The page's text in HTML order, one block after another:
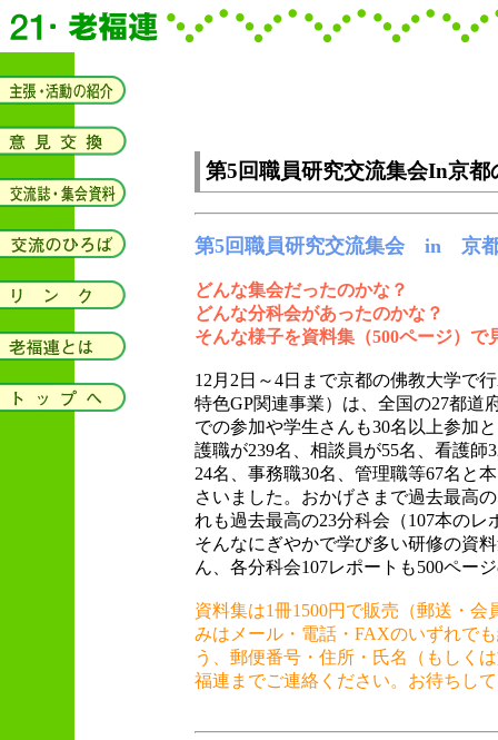
第5回職員研究交流集会In京
第5回職員研究交流集会 in 京
どんな集会だったのかな？
どんな分科会があったのかな？
そんな様子を資料集（500ページ）で
12月2日～4日まで京都の佛教大学で
特色GP関連事業）は、全国の27都道
での参加や学生さんも30名以上参加
護職が239名、相談員が55名、看護師
24名、事務職30名、管理職等67名と
さいました。おかげさまで過去最高
れも過去最高の23分科会（107本の
そんなにぎやかで学び多い研修の資
ん、各分科会107レポートも500ペー
資料集は1冊1500円で販売（郵送・
みはメール・電話・FAXのいずれで
う、郵便番号・住所・氏名（もしく
福連までご連絡ください。お待ちし